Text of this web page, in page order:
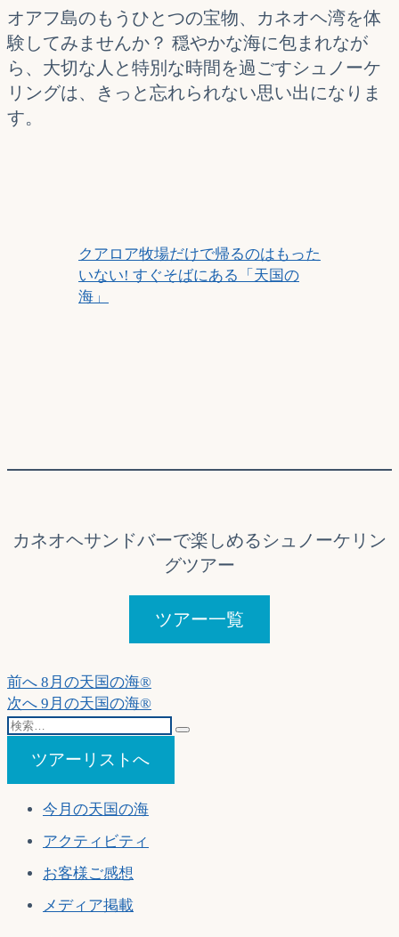
オアフ島のもうひとつの宝物、カネオヘ湾を体
験してみませんか？ 穏やかな海に包まれなが
ら、大切な人と特別な時間を過ごすシュノーケ
リングは、きっと忘れられない思い出になりま
す。
クアロア牧場だけで帰るのはもった
いない! すぐそばにある「天国の
海」
カネオヘサンドバーで楽しめるシュノーケリン
グツアー
ツアー一覧
投
稿
ビ
ゲ
ー
シ
ョ
前へ 過
去
稿:
8月の天国の海®
次へ 次
稿:
9月の天国の海®
検
ツアーリストへ
今月の天国の海
アクティビティ
お客様ご感想
メディア掲載